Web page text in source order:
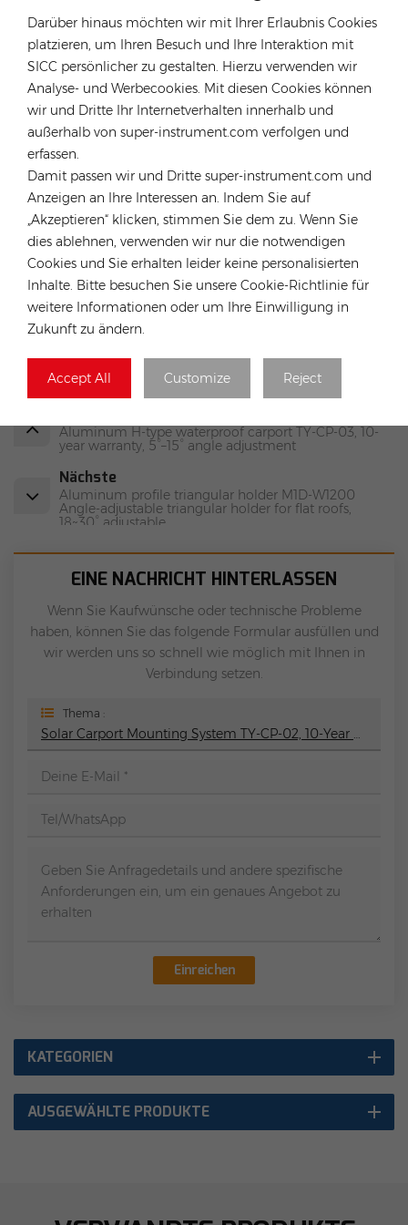
Darüber hinaus möchten wir mit Ihrer Erlaubnis Cookies
platzieren, um Ihren Besuch und Ihre Interaktion mit
SICC persönlicher zu gestalten. Hierzu verwenden wir
Analyse- und Werbecookies. Mit diesen Cookies können
wir und Dritte Ihr Internetverhalten innerhalb und
außerhalb von super-instrument.com verfolgen und
erfassen.
Damit passen wir und Dritte super-instrument.com und
Anzeigen an Ihre Interessen an. Indem Sie auf
„Akzeptieren“ klicken, stimmen Sie dem zu. Wenn Sie
dies ablehnen, verwenden wir nur die notwendigen
Cookies und Sie erhalten leider keine personalisierten
Inhalte. Bitte besuchen Sie unsere Cookie-Richtlinie für
weitere Informationen oder um Ihre Einwilligung in
Zukunft zu ändern.
Accept All Customize Reject
parent company - DJS Group, we have more advantages in global
sourcing, supply chain,localized warehousing, technical service
for global customers.Our company has much experience in solar
projects EPC,O&M and solar plants investment. Our expertise are
both globally and locally, means we understand the breadth of
challenges that solar installers face, from which we can help save
the customers’ time and money.
HEISSE TAGS :
Solardach-Montagesysteme
Montagesysteme Für Leichte Stahldächer
Hochwertiges Solarpanel-Montagegestell
Solarpanel-Montagesystem Für Ziegeldächer
Aluminum H-type waterproof carport TY-CP-03, 10-
year warranty, 5°–15° angle adjustment
Nächste
Aluminum profile triangular holder M1D-W1200
Angle-adjustable triangular holder for flat roofs,
18~30° adjustable
EINE NACHRICHT HINTERLASSEN
Wenn Sie Kaufwünsche oder technische Probleme
haben, können Sie das folgende Formular ausfüllen und
wir werden uns so schnell wie möglich mit Ihnen in
Verbindung setzen.
Thema :
Solar Carport Mounting System TY-CP-02, 10-Year Warranty, 5°–15° Angle Adjustment
Einreichen
KATEGORIEN
AUSGEWÄHLTE PRODUKTE